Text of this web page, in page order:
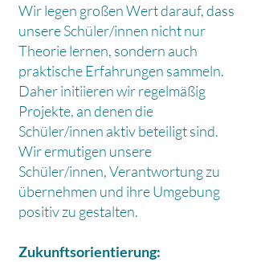
Wir legen großen Wert darauf, dass
unsere Schüler/innen nicht nur
Theorie lernen, sondern auch
praktische Erfahrungen sammeln.
Daher initiieren wir regelmäßig
Projekte, an denen die
Schüler/innen aktiv beteiligt sind.
Wir ermutigen unsere
Schüler/innen, Verantwortung zu
übernehmen und ihre Umgebung
positiv zu gestalten.
Zukunftsorientierung: